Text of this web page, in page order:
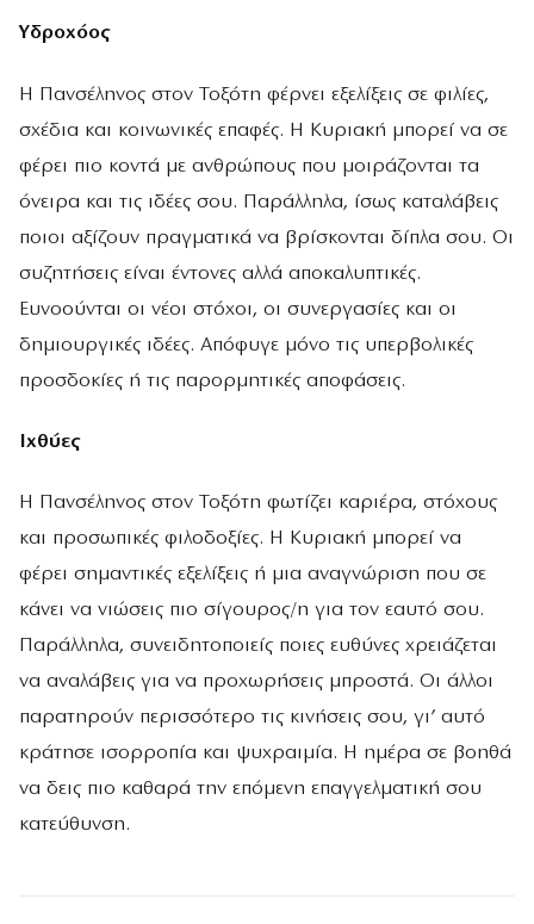
Υδροχόος
Η Πανσέληνος στον Τοξότη φέρνει εξελίξεις σε φιλίες,
σχέδια και κοινωνικές επαφές. Η Κυριακή μπορεί να σε
φέρει πιο κοντά με ανθρώπους που μοιράζονται τα
όνειρα και τις ιδέες σου. Παράλληλα, ίσως καταλάβεις
ποιοι αξίζουν πραγματικά να βρίσκονται δίπλα σου. Οι
συζητήσεις είναι έντονες αλλά αποκαλυπτικές.
Ευνοούνται οι νέοι στόχοι, οι συνεργασίες και οι
δημιουργικές ιδέες. Απόφυγε μόνο τις υπερβολικές
προσδοκίες ή τις παρορμητικές αποφάσεις.
Ιχθύες
Η Πανσέληνος στον Τοξότη φωτίζει καριέρα, στόχους
και προσωπικές φιλοδοξίες. Η Κυριακή μπορεί να
φέρει σημαντικές εξελίξεις ή μια αναγνώριση που σε
κάνει να νιώσεις πιο σίγουρος/η για τον εαυτό σου.
Παράλληλα, συνειδητοποιείς ποιες ευθύνες χρειάζεται
να αναλάβεις για να προχωρήσεις μπροστά. Οι άλλοι
παρατηρούν περισσότερο τις κινήσεις σου, γι’ αυτό
κράτησε ισορροπία και ψυχραιμία. Η ημέρα σε βοηθά
να δεις πιο καθαρά την επόμενη επαγγελματική σου
κατεύθυνση.